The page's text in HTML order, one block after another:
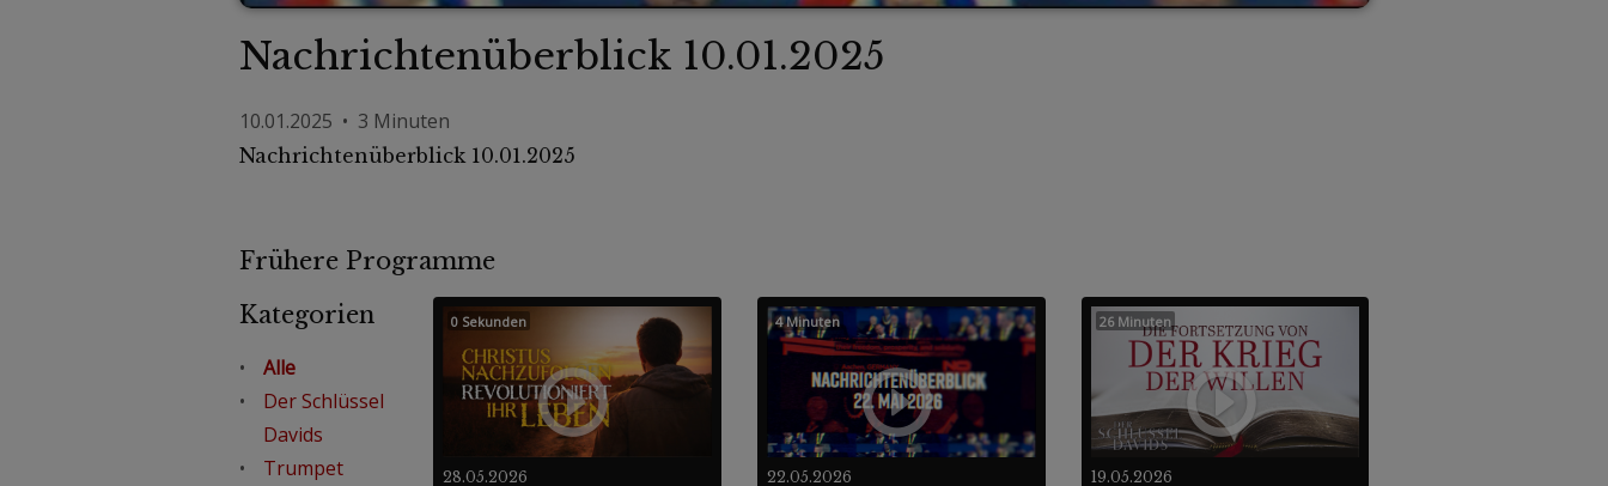
Nachrichtenüberblick 10.01.2025
10.01.2025 • 3 Minuten
Nachrichtenüberblick 10.01.2025
Frühere Programme
Kategorien
Alle
Der Schlüssel
Davids
Trumpet
28.05.2026
0 Sekunden
22.05.2026
4 Minuten
19.05.2026
26 Minuten